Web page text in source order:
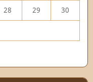
28 29 30